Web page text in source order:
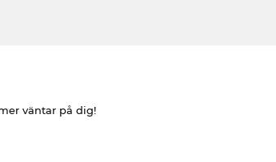
väntar på dig!